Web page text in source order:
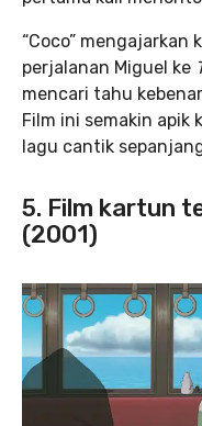
“Coco”
perjalanan Miguel ke
mencari tahu
Film ini semakin
lagu cantik
5. Film kartun
(2001)